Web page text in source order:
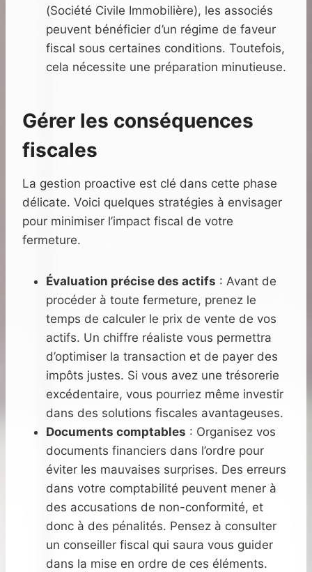
(Société Civile Immobilière), les associés
peuvent bénéficier d’un régime de faveur
fiscal sous certaines conditions. Toutefois,
cela nécessite une préparation minutieuse.
Gérer les conséquences
fiscales
La gestion proactive est clé dans cette phase
délicate. Voici quelques stratégies à envisager
pour minimiser l’impact fiscal de votre
fermeture.
Évaluation précise des actifs : Avant de
procéder à toute fermeture, prenez le
temps de calculer le prix de vente de vos
actifs. Un chiffre réaliste vous permettra
d’optimiser la transaction et de payer des
impôts justes. Si vous avez une trésorerie
excédentaire, vous pourriez même investir
dans des solutions fiscales avantageuses.
Documents comptables : Organisez vos
documents financiers dans l’ordre pour
éviter les mauvaises surprises. Des erreurs
dans votre comptabilité peuvent mener à
des accusations de non-conformité, et
donc à des pénalités. Pensez à consulter
un conseiller fiscal qui saura vous guider
dans la mise en ordre de ces éléments.